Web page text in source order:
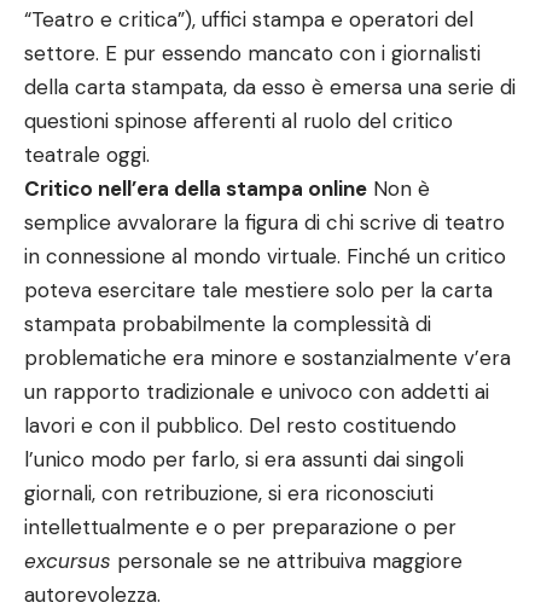
“Teatro e critica”), uffici stampa e operatori del
settore. E pur essendo mancato con i giornalisti
della carta stampata, da esso è emersa una serie di
questioni spinose afferenti al ruolo del critico
teatrale oggi.
Critico nell’era della stampa online Non è
semplice avvalorare la figura di chi scrive di teatro
in connessione al mondo virtuale. Finché un critico
poteva esercitare tale mestiere solo per la carta
stampata probabilmente la complessità di
problematiche era minore e sostanzialmente v’era
un rapporto tradizionale e univoco con addetti ai
lavori e con il pubblico. Del resto costituendo
l’unico modo per farlo, si era assunti dai singoli
giornali, con retribuzione, si era riconosciuti
intellettualmente e o per preparazione o per
excursus personale se ne attribuiva maggiore
autorevolezza.